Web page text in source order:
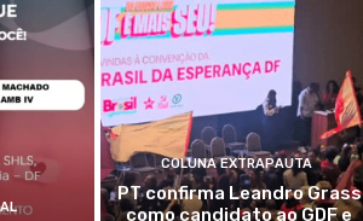
COLUNA EXTRAPAUTA
PT confirma Leandro Grass
como candidato ao GDF e